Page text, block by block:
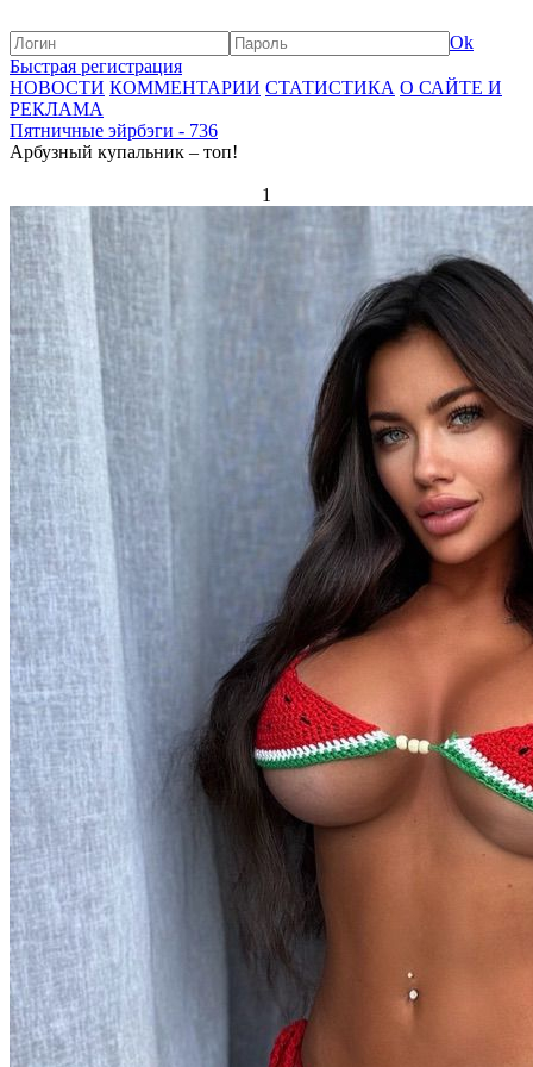
Ok
Быстрая регистрация
НОВОСТИ КОММЕНТАРИИ СТАТИСТИКА О САЙТЕ И
РЕКЛАМА
Пятничные эйрбэги - 736
Арбузный купальник – топ!
1